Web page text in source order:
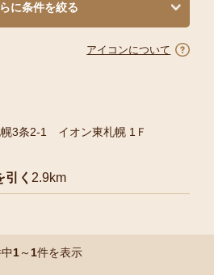
に条件を絞る
アイコンについて
3条2-1 イオン東札幌 1Ｆ
く 2.9km
1～1件を表示